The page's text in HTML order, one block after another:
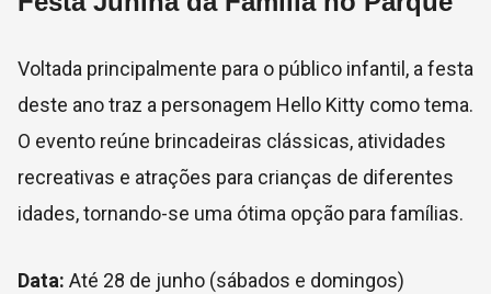
Voltada principalmente para o público infantil, a festa
deste ano traz a personagem Hello Kitty como tema.
O evento reúne brincadeiras clássicas, atividades
recreativas e atrações para crianças de diferentes
idades, tornando-se uma ótima opção para famílias.
Data: Até 28 de junho (sábados e domingos)